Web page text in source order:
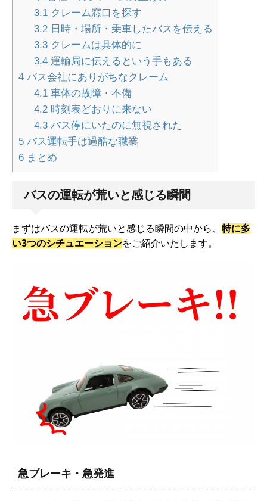
3.1クレーム窓口を探す
3.2日時・場所・乗車したバスを伝える
3.3クレームは具体的に
3.4運輸局に伝えるという手もある
4 バス会社にありがちなクレーム
4.1車体の故障・不備
4.2時刻表どおりに来ない
4.3バス停にいたのに無視された
5 バス運転手は過酷な職業
6 まとめ
バスの運転が荒いと感じる瞬間
まずはバスの運転が荒いと感じる瞬間の中から、 特に多
い3つのシチュエーションをご紹介いたします。
急ブレーキ・急発進